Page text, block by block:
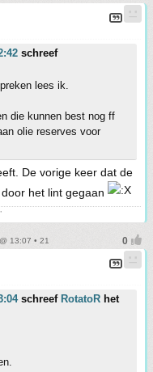
schreef
lees ik.
die kunnen best nog ff
olie reserves voor
De vorige keer dat de
het lint gegaan
13:07 • 21
schreef RotatoR het